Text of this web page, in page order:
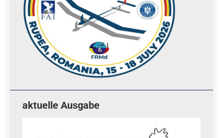
aktuelle Ausgabe